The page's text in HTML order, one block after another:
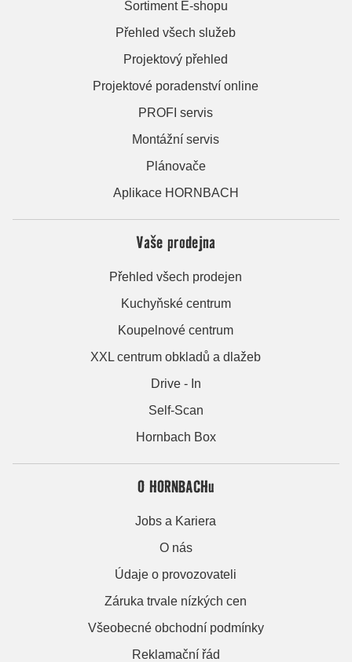
Sortiment E-shopu
Přehled všech služeb
Projektový přehled
Projektové poradenství online
PROFI servis
Montážní servis
Plánovače
Aplikace HORNBACH
Vaše prodejna
Přehled všech prodejen
Kuchyňské centrum
Koupelnové centrum
XXL centrum obkladů a dlažeb
Drive - In
Self-Scan
Hornbach Box
O HORNBACHu
Jobs a Kariera
O nás
Údaje o provozovateli
Záruka trvale nízkých cen
Všeobecné obchodní podmínky
Reklamační řád